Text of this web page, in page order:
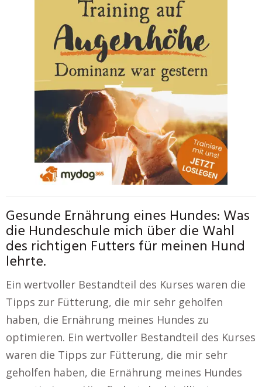
Gesunde Ernährung eines Hundes: Was
die Hundeschule mich über die Wahl
des richtigen Futters für meinen Hund
lehrte.
Ein wertvoller Bestandteil des Kurses waren die
Tipps zur Fütterung, die mir sehr geholfen
haben, die Ernährung meines Hundes zu
optimieren. Ein wertvoller Bestandteil des Kurses
waren die Tipps zur Fütterung, die mir sehr
geholfen haben, die Ernährung meines Hundes